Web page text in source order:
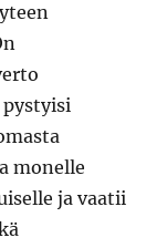
monelle
ja vaatii